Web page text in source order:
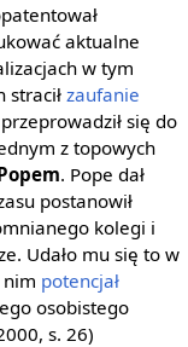
aktualne
w tym
stracił zaufanie
się do
z topowych
. Pope dał
postanowił
kolegi i
Udało mu się to w
potencjał
osobistego
s. 26)